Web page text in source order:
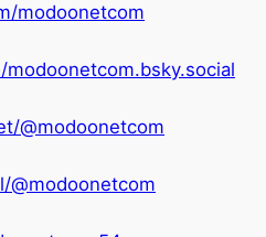
modoonetcom
@modoonetcom
@modoonetcom